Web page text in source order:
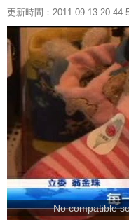
更新時間：2011-09-13
No compatible